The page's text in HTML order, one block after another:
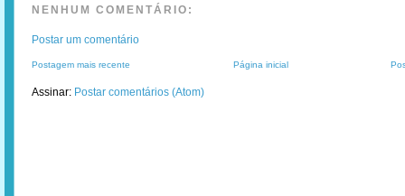
NENHUM COMENTÁRIO:
Postar um comentário
Postagem mais recente Página inicial
Assinar: Postar comentários (Atom)